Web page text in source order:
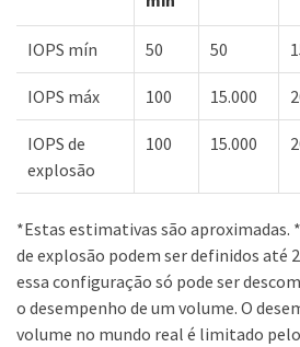
IOPS mín 50 50
IOPS máx 100 15.000
IOPS de
explosão
100 15.000
*Estas estimativas são aproximadas.
de explosão podem ser definidos até
essa configuração só pode ser
o desempenho de um volume. O
volume no mundo real é limitado